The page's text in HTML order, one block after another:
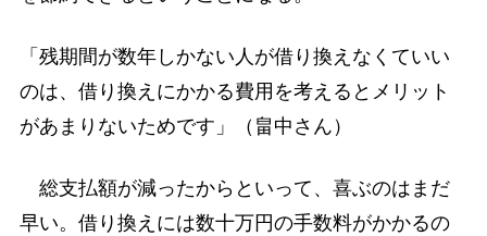
「残期間が数年しかない人が借り換えなくていい
のは、借り換えにかかる費用を考えるとメリット
があまりないためです」（畠中さん）
総支払額が減ったからといって、喜ぶのはまだ
早い。借り換えには数十万円の手数料がかかるの